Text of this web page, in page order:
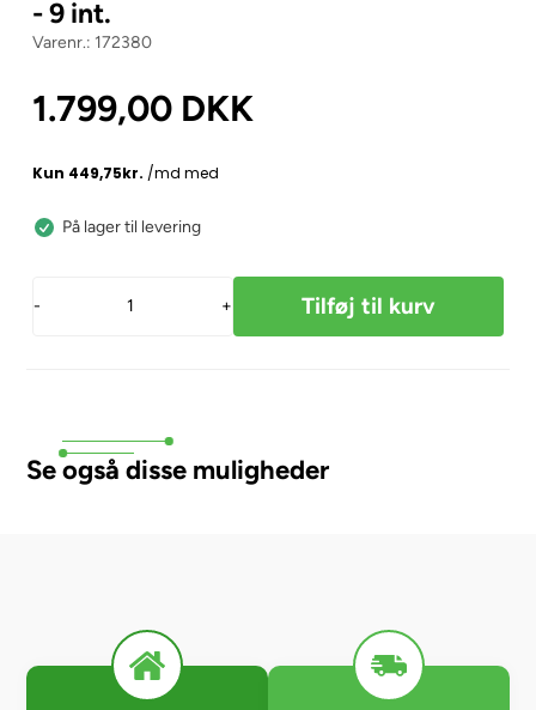
- 9 int.
172380
1.799,00 DKK
På lager til levering
- +
Se også disse muligheder